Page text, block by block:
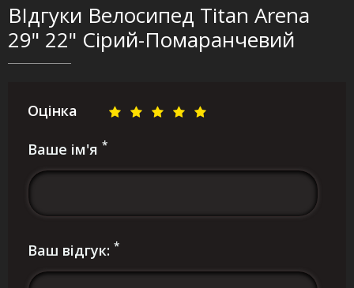
ВІдгуки Велосипед Titan Arena
29" 22" Сірий-Помаранчевий
Оцінка
Ваше ім'я *
Ваш відгук: *